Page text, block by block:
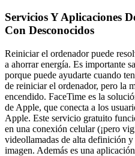
Servicios Y Aplicaciones
Con Desconocidos
Reiniciar el ordenador puede
a ahorrar energía. Es importante
porque puede ayudarte cuando
de reiniciar el ordenador, pero la
encendido. FaceTime es la
de Apple, que conecta a los
Apple. Este servicio gratuito
en una conexión celular (¡pero
videollamadas de alta definición
imagen. Además es una